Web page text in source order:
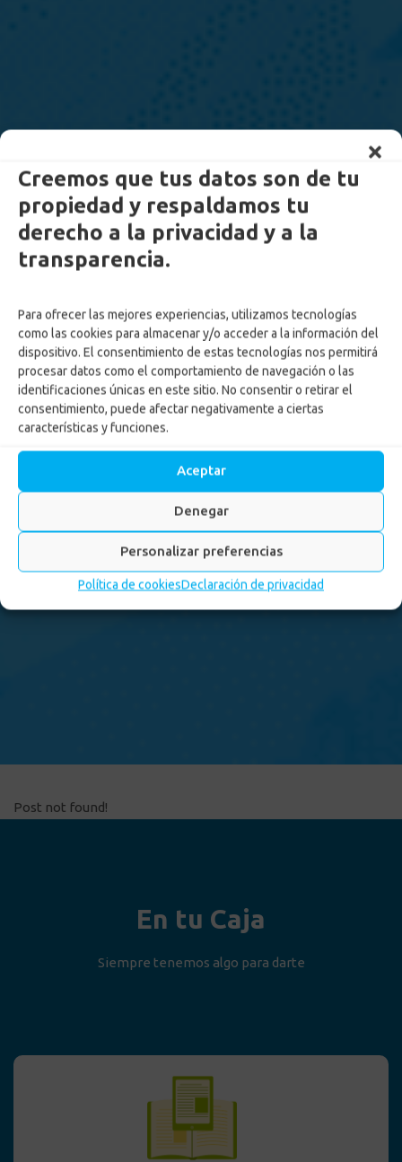
Creemos que tus datos son de tu
propiedad y respaldamos tu
derecho a la privacidad y a la
transparencia.
Para ofrecer las mejores experiencias, utilizamos tecnologías
como las cookies para almacenar y/o acceder a la información del
dispositivo. El consentimiento de estas tecnologías nos permitirá
procesar datos como el comportamiento de navegación o las
identificaciones únicas en este sitio. No consentir o retirar el
consentimiento, puede afectar negativamente a ciertas
características y funciones.
Aceptar
Denegar
Personalizar preferencias
Política de cookiesDeclaración de privacidad
Post not found!
En tu Caja
Siempre tenemos algo para darte